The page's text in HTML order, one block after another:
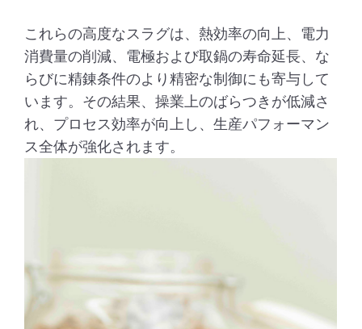
これらの高度なスラグは、熱効率の向上、電力
消費量の削減、電極および取鍋の寿命延長、な
らびに精錬条件のより精密な制御にも寄与して
います。その結果、操業上のばらつきが低減さ
れ、プロセス効率が向上し、生産パフォーマン
ス全体が強化されます。